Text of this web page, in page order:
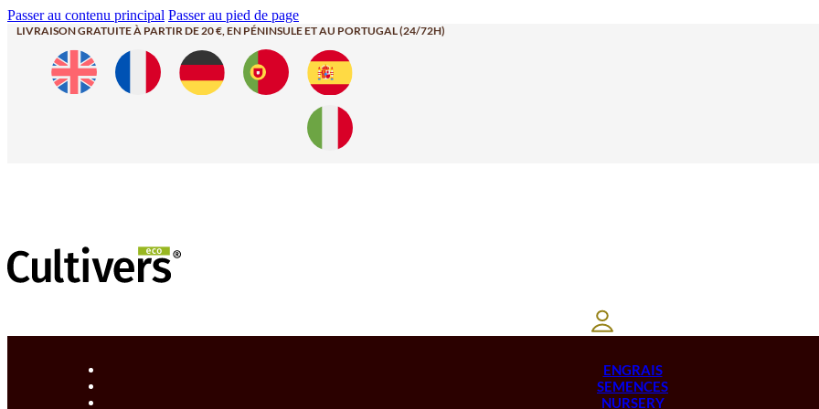
Passer au contenu principal Passer au pied de page
LIVRAISON GRATUITE À PARTIR DE 20 €, EN PÉNINSULE ET AU PORTUGAL (24/72H)
ENGRAIS
SEMENCES
NURSERY